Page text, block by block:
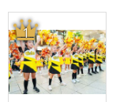
1